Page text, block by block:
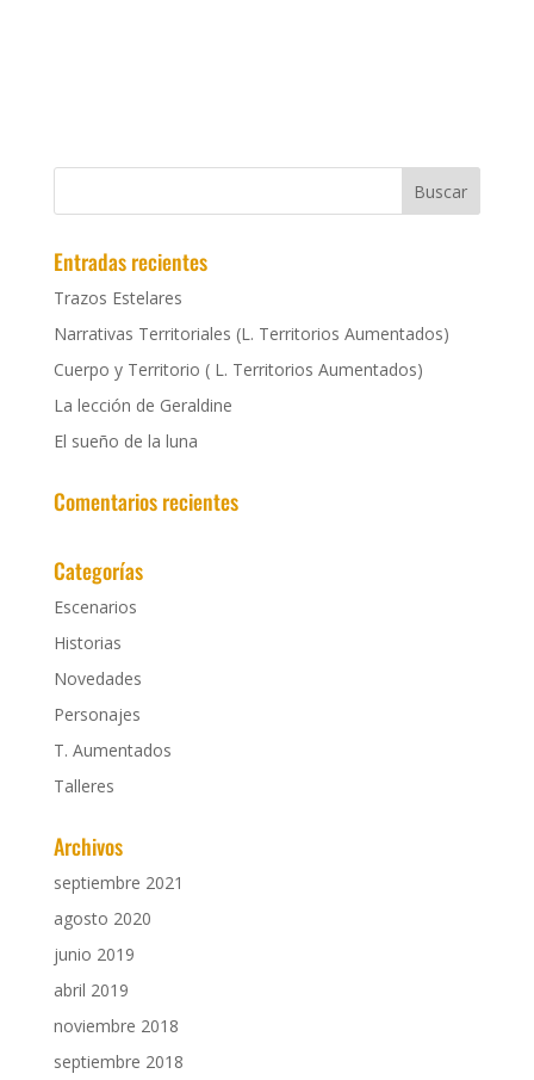
Entradas recientes
Trazos Estelares
Narrativas Territoriales (L. Territorios Aumentados)
Cuerpo y Territorio ( L. Territorios Aumentados)
La lección de Geraldine
El sueño de la luna
Comentarios recientes
Categorías
Escenarios
Historias
Novedades
Personajes
T. Aumentados
Talleres
Archivos
septiembre 2021
agosto 2020
junio 2019
abril 2019
noviembre 2018
septiembre 2018